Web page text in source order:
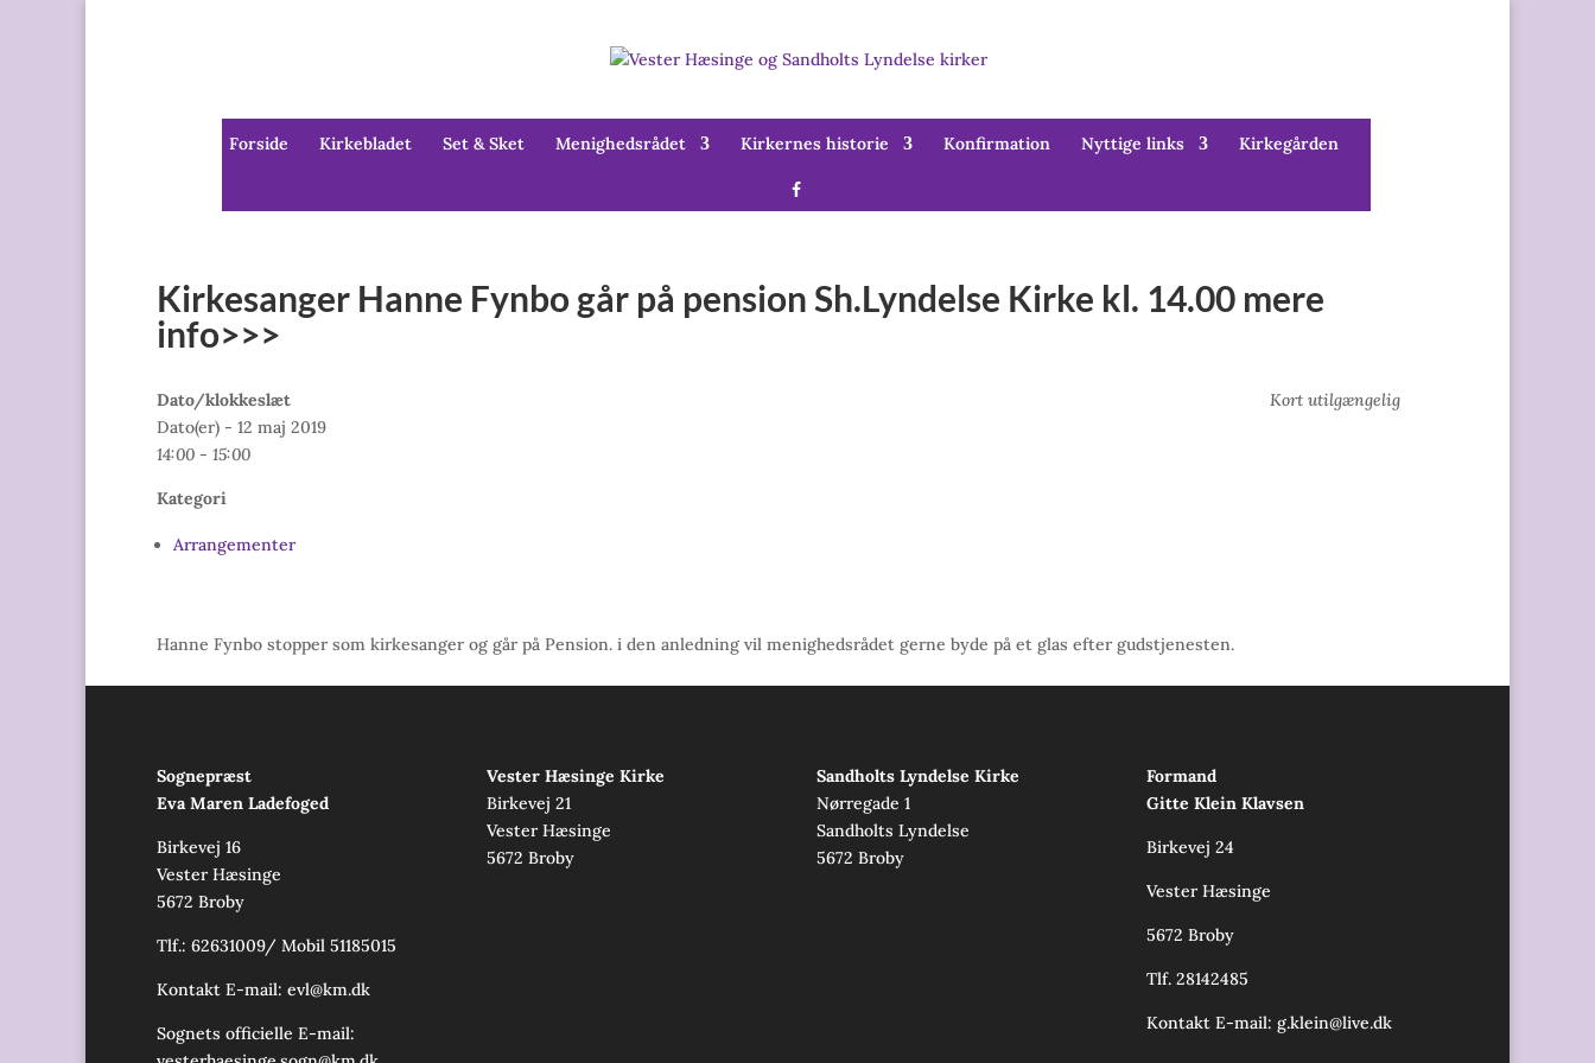
Forside Kirkebladet Set & Sket Menighedsrådet Kirkernes historie Konfirmation Nyttige links Kirkegården
Kirkesanger Hanne Fynbo går på pension Sh.Lyndelse Kirke kl. 14.00 mere
info>>>
Kort utilgængelig
Dato/klokkeslæt
Dato(er) - 12 maj 2019
14:00 - 15:00
Kategori
Arrangementer
Hanne Fynbo stopper som kirkesanger og går på Pension. i den anledning vil menighedsrådet gerne byde på et glas efter gudstjenesten.
Sognepræst
Eva Maren Ladefoged
Birkevej 16
Vester Hæsinge
5672 Broby
Tlf.: 62631009/ Mobil 51185015
Kontakt E-mail: evl@km.dk
Sognets officielle E-mail:
Vester Hæsinge Kirke
Birkevej 21
Vester Hæsinge
5672 Broby
Sandholts Lyndelse Kirke
Nørregade 1
Sandholts Lyndelse
5672 Broby
Formand
Gitte Klein Klavsen
Birkevej 24
Vester Hæsinge
5672 Broby
Tlf. 28142485
Kontakt E-mail:g.klein@live.dk